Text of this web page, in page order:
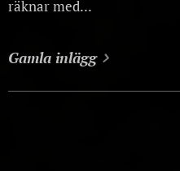
räknar med...
Gamla inlägg